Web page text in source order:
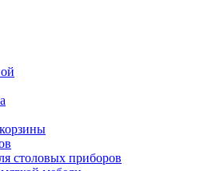
столовых приборов